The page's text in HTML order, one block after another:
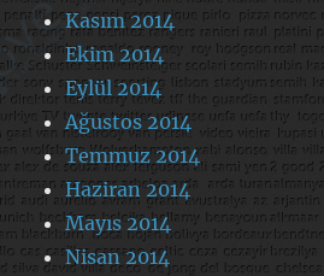
Kasım 2014
Ekim 2014
Eylül 2014
Ağustos 2014
Temmuz 2014
Haziran 2014
Mayıs 2014
Nisan 2014